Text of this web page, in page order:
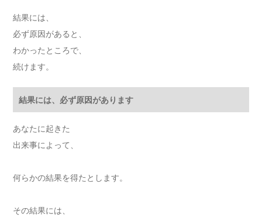
結果には、
必ず原因があると、
わかったところで、
続けます。
結果には、必ず原因があります
あなたに起きた
出来事によって、
何らかの結果を得たとします。
その結果には、